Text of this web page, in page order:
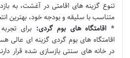
تنوع گزینه های اقامتی در آغشت، به
متناسب با سلیقه و بودجه خود، بهترین
* اقامتگاه های بوم گردی: برای
اقامتگاه های بوم گردی گزینه ای عالی
در خانه های سنتی بازسازی شده قرار